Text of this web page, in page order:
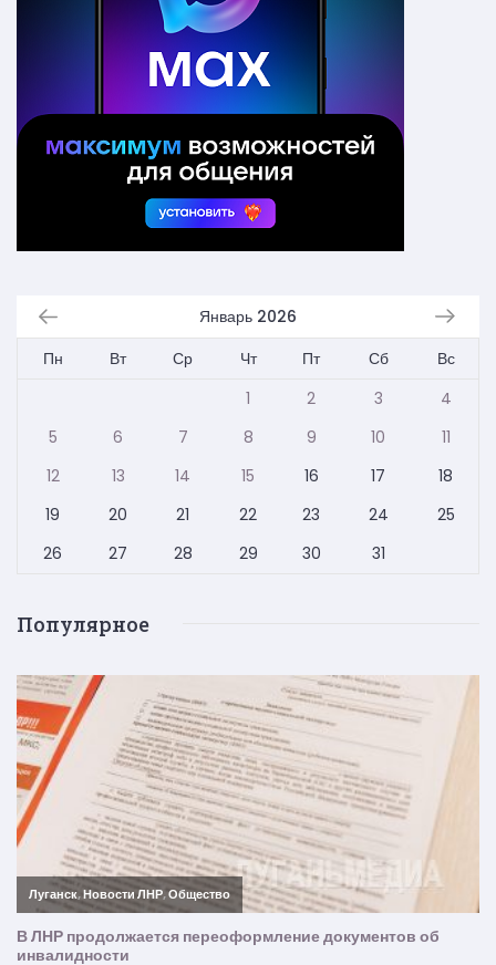
Январь 2026
Пн
Вт Ср Чт Пт Сб
Вс
1
2 3
4
5
6 7 8 9 10
11
12
13 14 15 16 17
18
19
20 21 22 23 24
25
26
27 28 29 30 31
Популярное